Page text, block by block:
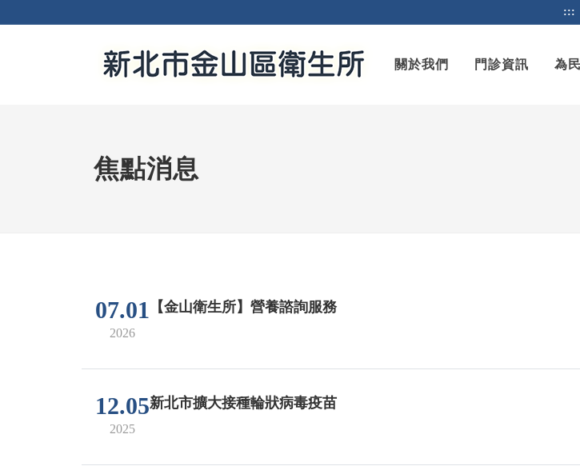
:::
關於我們 門診資訊 為
焦點消息
07.01
2026
【金山衛生所】營養諮詢服務
12.05
2025
新北市擴大接種輪狀病毒疫苗